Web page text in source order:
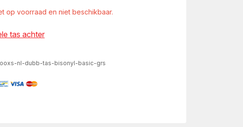
op voorraad en niet beschikbaar.
tas achter
nl-dubb-tas-bisonyl-basic-grs